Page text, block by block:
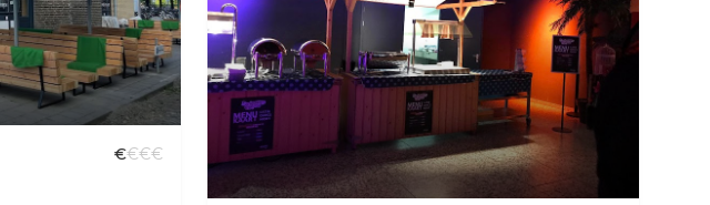
€€€€